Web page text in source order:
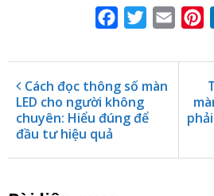
FacebookTwitterEmail
Cách đọc thông số màn
LED cho người không
chuyên: Hiểu đúng để
đầu tư hiệu quả